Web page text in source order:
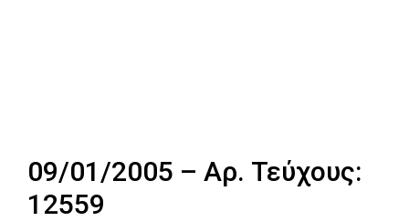
09/01/2005 – Αρ. Τεύχους:
12559